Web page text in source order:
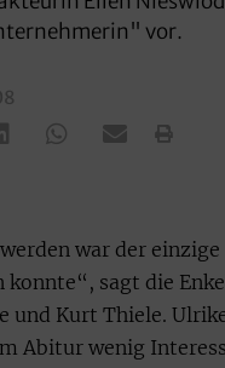
vor.
war der
sagt die
und Kurt Thiele.
Abitur wenig